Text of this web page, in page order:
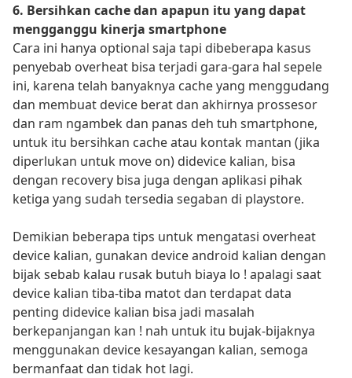
6. Bersihkan cache dan apapun itu yang dapat
mengganggu kinerja smartphone
Cara ini hanya optional saja tapi dibeberapa kasus
penyebab overheat bisa terjadi gara-gara hal sepele
ini, karena telah banyaknya cache yang menggudang
dan membuat device berat dan akhirnya prossesor
dan ram ngambek dan panas deh tuh smartphone,
untuk itu bersihkan cache atau kontak mantan (jika
diperlukan untuk move on) didevice kalian, bisa
dengan recovery bisa juga dengan aplikasi pihak
ketiga yang sudah tersedia segaban di playstore.
Demikian beberapa tips untuk mengatasi overheat
device kalian, gunakan device android kalian dengan
bijak sebab kalau rusak butuh biaya lo ! apalagi saat
device kalian tiba-tiba matot dan terdapat data
penting didevice kalian bisa jadi masalah
berkepanjangan kan ! nah untuk itu bujak-bijaknya
menggunakan device kesayangan kalian, semoga
bermanfaat dan tidak hot lagi.